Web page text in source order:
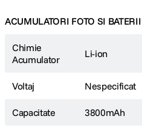
ACUMULATORI FOTO SI BATERII
Chimie
Acumulator
Li-ion
Voltaj Nespecificat
Capacitate 3800mAh